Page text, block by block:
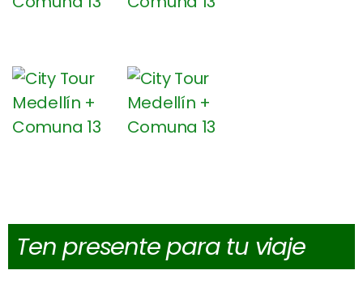
Ten presente para tu viaje